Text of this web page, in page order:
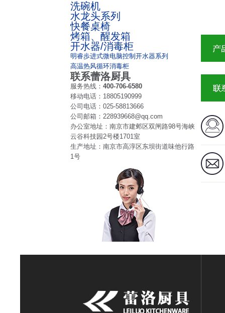
洗碗机
水龙头系列
快餐桌椅
烤箱、醒发箱
开水器/消毒柜
明睿歩进式微电脑控制开水器系列
高温热风循环消毒柜
联系蕾洛厨具
服务热线： 400-706-6580
移动电话： 18805190999
公司电话： 025-58813666
公司邮箱： 228939668@qq.com
办公室地址： 南京市建邺区双闸路98号海峡
云谷科技园2号楼1701室
生产地址： 南京市高淳区东坝街道味他行路
1号